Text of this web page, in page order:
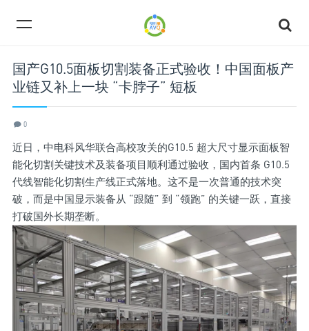
国产G10.5面板切割装备正式验收！中国面板产
业链又补上一块 “卡脖子” 短板
0
近日，中电科风华联合高校攻关的G10.5 超大尺寸显示面板智
能化切割关键技术及装备项目顺利通过验收，国内首条 G10.5
代线智能化切割生产线正式落地。这不是一次普通的技术突
破，而是中国显示装备从 “跟随” 到 “领跑” 的关键一跃，直接
打破国外长期垄断。